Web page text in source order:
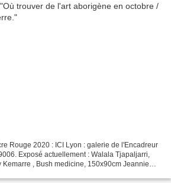
Rouge 2020 : ICI Lyon : galerie de l'Encadreur
Exposé actuellement : Walala Tjapaljarri,
, Bush medicine, 150x90cm Jeannie